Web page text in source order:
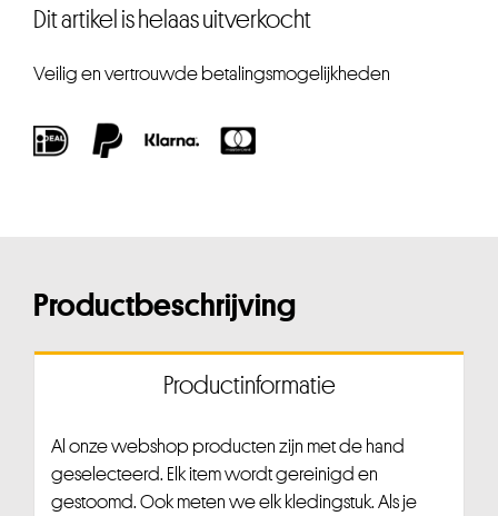
Dit artikel is helaas uitverkocht
Veilig en vertrouwde betalingsmogelijkheden
Productbeschrijving
Productinformatie
Al onze webshop producten zijn met de hand
geselecteerd. Elk item wordt gereinigd en
gestoomd. Ook meten we elk kledingstuk. Als je